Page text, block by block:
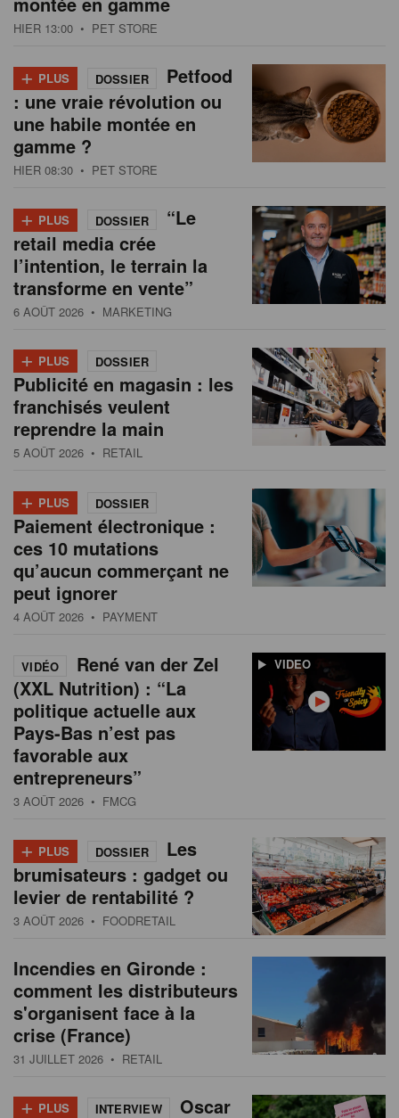
HIER 13:00 • PET STORE
+ PLUS DOSSIER
Petfood
: une vraie révolution ou
une habile montée en
gamme ?
HIER 08:30 • PET STORE
+ PLUS DOSSIER
“Le
retail media crée
l’intention, le terrain la
transforme en vente”
6 AOÛT 2026 • MARKETING
+ PLUS DOSSIER
Publicité en magasin : les
franchisés veulent
reprendre la main
5 AOÛT 2026 • RETAIL
+ PLUS DOSSIER
Paiement électronique :
ces 10 mutations
qu’aucun commerçant ne
peut ignorer
4 AOÛT 2026 • PAYMENT
VIDEO
VIDÉO
René van der Zel
(XXL Nutrition) : “La
politique actuelle aux
Pays-Bas n’est pas
favorable aux
entrepreneurs”
3 AOÛT 2026 • FMCG
+ PLUS DOSSIER
Les
brumisateurs : gadget ou
levier de rentabilité ?
3 AOÛT 2026 • FOODRETAIL
Incendies en Gironde :
comment les distributeurs
s'organisent face à la
crise (France)
31 JUILLET 2026 • RETAIL
+ PLUS INTERVIEW Oscar